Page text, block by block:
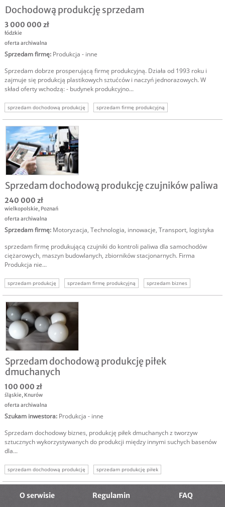
Dochodową produkcję sprzedam
3 000 000 zł
łódzkie
oferta archiwalna
Sprzedam firmę: Produkcja - inne
Sprzedam dobrze prosperującą firmę produkcyjną. Działa od 1993 roku i
zajmuje się produkcją plastikowych sztućców i naczyń jednorazowych. W
skład oferty wchodzą: - budynek produkcyjno...
sprzedam dochodową produkcję
sprzedam firmę produkcyjną
biznes produkcja sprzedam
sprzedam prosperującą firmę
Sprzedam dochodową produkcję czujników paliwa
240 000 zł
wielkopolskie, Poznań
oferta archiwalna
Sprzedam firmę: Motoryzacja, Technologia, innowacje, Transport, logistyka
sprzedam firmę produkującą czujniki do kontroli paliwa dla samochodów
ciężarowych, maszyn budowlanych, zbiorników stacjonarnych. Firma
Produkcja nie...
sprzedam produkcję sprzedam firmę produkcyjną
sprzedam biznes
czujniki paliwa
produkcja czujników
Sprzedam dochodową produkcję piłek
dmuchanych
100 000 zł
śląskie, Knurów
oferta archiwalna
Szukam inwestora: Produkcja - inne
Sprzedam dochodowy biznes, produkcję piłek dmuchanych z tworzyw
sztucznych wykorzystywanych do produkcji między innymi suchych basenów
dla...
sprzedam dochodową produkcję sprzedam produkcję piłek
O serwisie Regulamin FAQ